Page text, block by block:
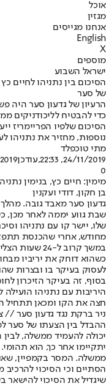
אוכל
מגזין
אנחנו מגייסים
English
X
מוספים
ישראל השבוע
הסיכום בין נתניהו לחיים
של סער
הרעיון של גדעון סער היה
כדי להבטיח לליכודניקים
הסיכום שלפיו הפריימריז
נוספות, מחזיר את נתניהו
מתי טוכפלד
24/11/2019, 22:33
,עודכן00:56
0
מימין: חיים כץ, בנימין
בן חקון, דודי ועקנין
גדעון סער מאבד גובה.
שבת גווע יממה לאחר מכן,
שלו, יישר קו עם נתניהו
מחודש, אחרי שהכנסת
במשך קרוב ל-
כשהוא דוחק את יריביו
לעסוק בעיקר בו ובצרות
בסוף, זה בעיקר הזיכרון
היריבות עם נתניהו
חצה את הקו ומכאן תתחיל
ניר ברקת נגד גדעון סער //
יכולה להעמיד ממשלה, לבין
יתקיימו אחר כך, הוא
ממשלה. המסר בקמפיין,
הסתיים וכי הסיכוי להרכיב
שיגדיל את הסיכוי להישאר